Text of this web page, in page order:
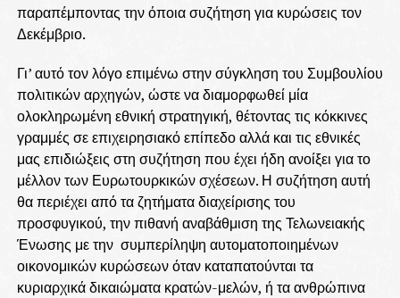
παραπέμποντας την όποια συζήτηση για κυρώσεις τον
Δεκέμβριο.
Γι’ αυτό τον λόγο επιμένω στην σύγκληση του Συμβουλίου
πολιτικών αρχηγών, ώστε να διαμορφωθεί μία
ολοκληρωμένη εθνική στρατηγική, θέτοντας τις κόκκινες
γραμμές σε επιχειρησιακό επίπεδο αλλά και τις εθνικές
μας επιδιώξεις στη συζήτηση που έχει ήδη ανοίξει για το
μέλλον των Ευρωτουρκικών σχέσεων. Η συζήτηση αυτή
θα περιέχει από τα ζητήματα διαχείρισης του
προσφυγικού, την πιθανή αναβάθμιση της Τελωνειακής
Ένωσης με την συμπερίληψη αυτοματοποιημένων
οικονομικών κυρώσεων όταν καταπατούνται τα
κυριαρχικά δικαιώματα κρατών-μελών, ή τα ανθρώπινα